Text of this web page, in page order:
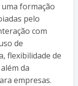
formação
pelo
com
de
flexibilidade de
da
empresas.